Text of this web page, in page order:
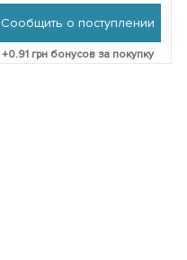
Сообщить о поступлении
+0.91грн бонусов за покупку